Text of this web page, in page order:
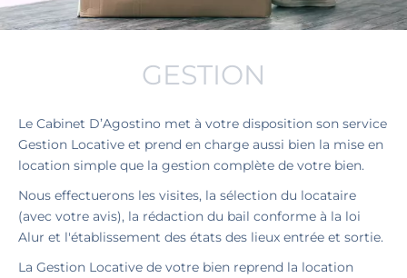
GESTION
Le Cabinet D’Agostino met à votre disposition son service
Gestion Locative et prend en charge aussi bien la mise en
location simple que la gestion complète de votre bien.
Nous effectuerons les visites, la sélection du locataire
(avec votre avis), la rédaction du bail conforme à la loi
Alur et l'établissement des états des lieux entrée et sortie.
La Gestion Locative de votre bien reprend la location